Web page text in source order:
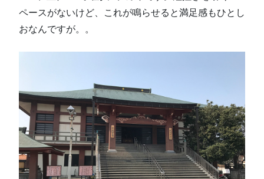
ペースがないけど、これが鳴らせると満足感もひとし
おなんですが。。